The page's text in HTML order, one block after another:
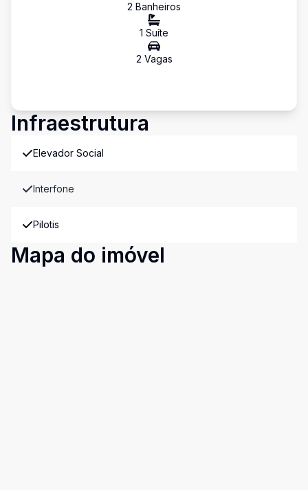
2 Banheiros
1 Suíte
2 Vagas
Infraestrutura
Elevador Social
Interfone
Pilotis
Mapa do imóvel